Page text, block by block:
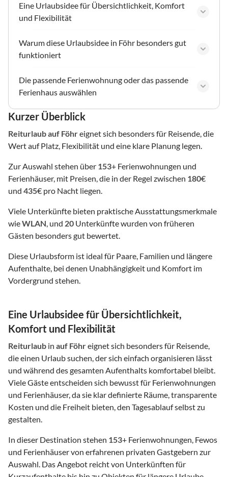
Eine Urlaubsidee für Übersichtlichkeit, Komfort
und Flexibilität
Warum diese Urlaubsidee in Föhr besonders gut
funktioniert
Die passende Ferienwohnung oder das passende
Ferienhaus auswählen
Kurzer Überblick
Reiturlaubauf Föhreignet sich besonders für Reisende, die
Wert auf Platz, Flexibilität und eine klare Planung legen.
Zur Auswahl stehen über 153+ Ferienwohnungen und
Ferienhäuser, mit Preisen, die in der Regel zwischen 180€
und 435€ pro Nacht liegen.
Viele Unterkünfte bieten praktische Ausstattungsmerkmale
wieWLAN, und 20 Unterkünfte wurden von früheren
Gästen besonders gut bewertet.
Diese Urlaubsform ist ideal für Paare, Familien und längere
Aufenthalte, bei denen Unabhängigkeit und Komfort im
Vordergrund stehen.
Eine Urlaubsidee für Übersichtlichkeit,
Komfort und Flexibilität
Reiturlaub in auf Föhreignet sich besonders für Reisende,
die einen Urlaub suchen, der sich einfach organisieren lässt
und während des gesamten Aufenthalts komfortabel bleibt.
Viele Gäste entscheiden sich bewusst für Ferienwohnungen
und Ferienhäuser, da sie klar definierte Räume, transparente
Kosten und die Freiheit bieten, den Tagesablauf selbst zu
gestalten.
In dieser Destination stehen 153+ Ferienwohnungen, Fewos
und Ferienhäuser von erfahrenen privaten Gastgebern zur
Auswahl. Das Angebot reicht von Unterkünften für